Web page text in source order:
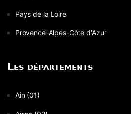
Pays de la Loire
Provence-Alpes-Côte d'Azur
Les départements
Ain (01)